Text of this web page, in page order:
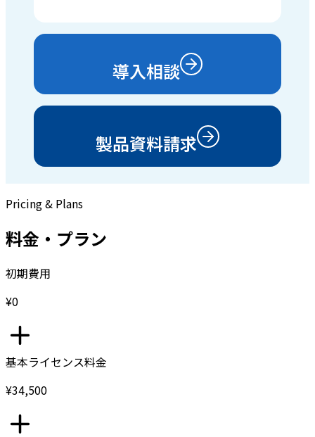
導入相談
製品資料請求
Pricing & Plans
料金・プラン
初期費用
¥0
基本ライセンス料金
¥34,500